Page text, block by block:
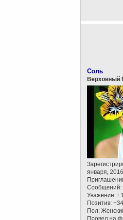
Соль
Верховный
января,
Сообщений:
Уважение:
Позитив:
Пол:
Провел на